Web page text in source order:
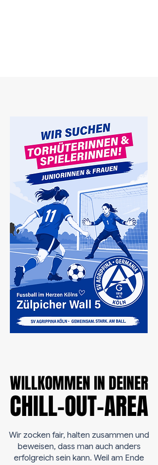
WILLKOMMEN IN DEINER
WILLKOMMEN IN DEINER
CHILL-OUT-AREA
CHILL-OUT-AREA
Wir zocken fair, halten zusammen und
beweisen, dass man auch anders
erfolgreich sein kann. Weil am Ende